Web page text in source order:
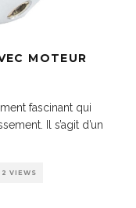
MOTEUR
fascinant qui
Il s’agit d’un
VIEWS